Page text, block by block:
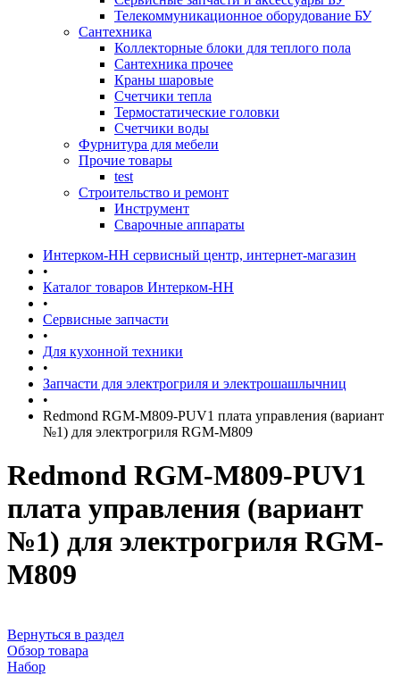
Телекоммуникационное оборудование БУ
Сантехника
Коллекторные блоки для теплого пола
Сантехника прочее
Краны шаровые
Счетчики тепла
Термоcтатические головки
Счетчики воды
Фурнитура для мебели
Прочие товары
test
Строительство и ремонт
Инструмент
Сварочные аппараты
Интерком-НН сервисный центр, интернет-магазин
•
Каталог товаров Интерком-НН
•
Сервисные запчасти
•
Для кухонной техники
•
Запчасти для электрогриля и электрошашлычниц
•
Redmond RGM-M809-PUV1 плата управления (вариант
№1) для электрогриля RGM-M809
Redmond RGM-M809-PUV1
плата управления (вариант
№1) для электрогриля RGM-
M809
Вернуться в раздел
Обзор товара
Набор